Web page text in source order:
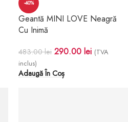
-40%
Geantă MINI LOVE Neagră
Cu Inimă
483.00lei 290.00 lei (TVA
inclus)
Adaugă În Coș